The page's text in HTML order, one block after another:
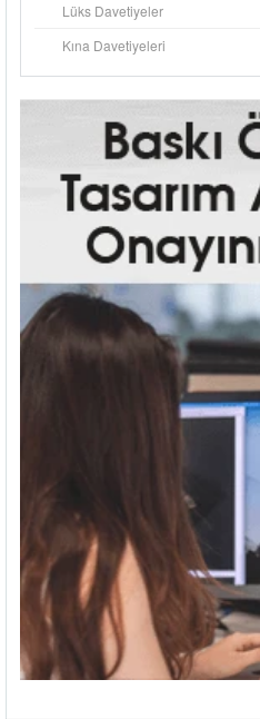
Lüks Davetiyeler
Kına Davetiyeleri